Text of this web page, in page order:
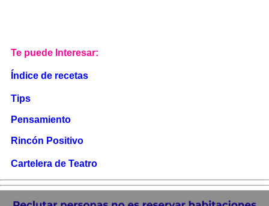
Te puede Interesar:
Índice de recetas
Tips
Pensamiento
Rincón Positivo
Cartelera de Teatro